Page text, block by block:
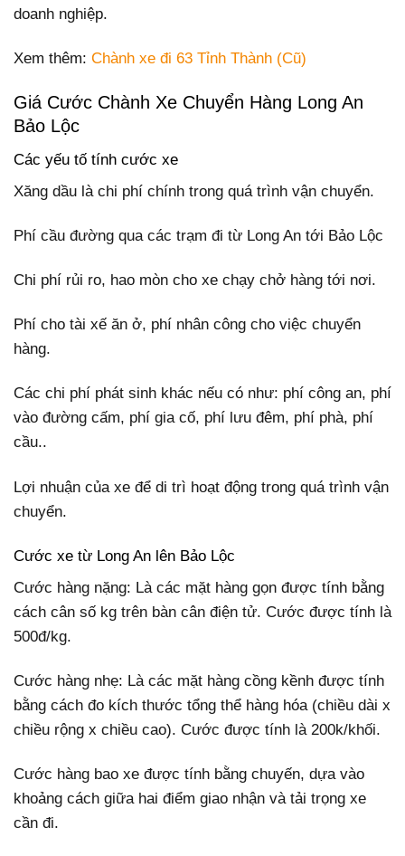
doanh nghiệp.
Xem thêm: Chành xe đi 63 Tỉnh Thành (Cũ)
Giá Cước Chành Xe Chuyển Hàng Long An
Bảo Lộc
Các yếu tố tính cước xe
Xăng dầu là chi phí chính trong quá trình vận chuyển.
Phí cầu đường qua các trạm đi từ Long An tới Bảo Lộc
Chi phí rủi ro, hao mòn cho xe chạy chở hàng tới nơi.
Phí cho tài xế ăn ở, phí nhân công cho việc chuyển
hàng.
Các chi phí phát sinh khác nếu có như: phí công an, phí
vào đường cấm, phí gia cố, phí lưu đêm, phí phà, phí
cầu..
Lợi nhuận của xe để di trì hoạt động trong quá trình vận
chuyển.
Cước xe từ Long An lên Bảo Lộc
Cước hàng nặng: Là các mặt hàng gọn được tính bằng
cách cân số kg trên bàn cân điện tử. Cước được tính là
500đ/kg.
Cước hàng nhẹ: Là các mặt hàng cồng kềnh được tính
bằng cách đo kích thước tổng thể hàng hóa (chiều dài x
chiều rộng x chiều cao). Cước được tính là 200k/khối.
Cước hàng bao xe được tính bằng chuyến, dựa vào
khoảng cách giữa hai điểm giao nhận và tải trọng xe
cần đi.